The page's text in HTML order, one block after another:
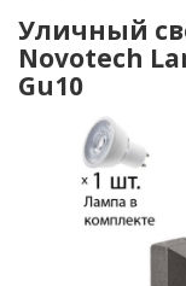
Уличный
Novotech
Gu10